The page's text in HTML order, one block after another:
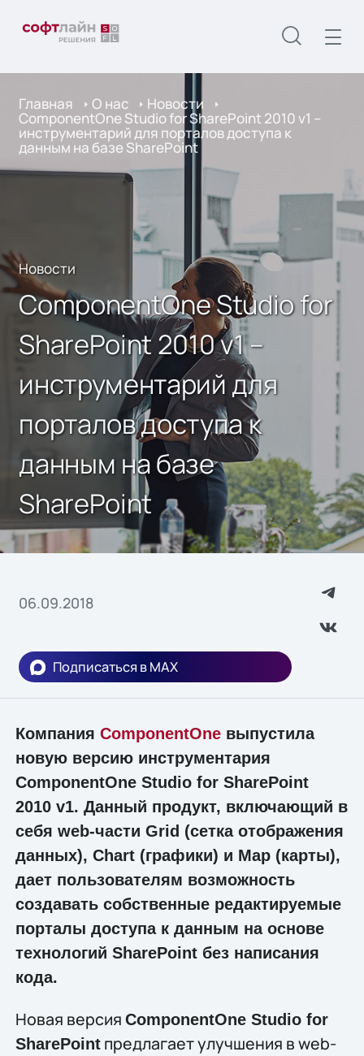
Главная О нас Новости
ComponentOne Studio for SharePoint 2010 v1 –
инструментарий для порталов доступа к
данным на базе SharePoint
Новости
ComponentOne Studio for
SharePoint 2010 v1 –
инструментарий для
порталов доступа к
данным на базе
SharePoint
06.09.2018
Подписаться в MAX
Компания ComponentOneвыпустила
новую версию инструментария
ComponentOne Studio for SharePoint
2010 v1. Данный продукт, включающий в
себя web-части Grid (сетка отображения
данных), Chart (графики) и Map (карты),
дает пользователям возможность
создавать собственные редактируемые
порталы доступа к данным на основе
технологий SharePoint без написания
кода.
Новая версия ComponentOne Studio for
SharePointпредлагает улучшения в web-